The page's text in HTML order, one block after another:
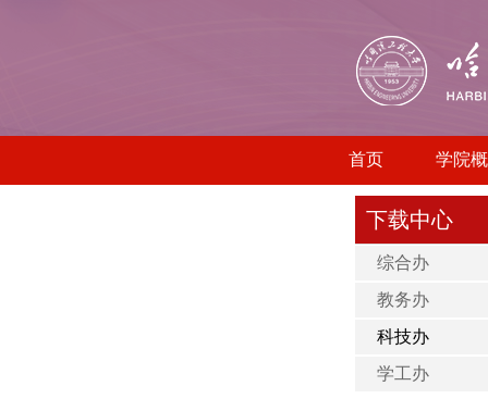
首页 学院
下载中心
综合办
教务办
科技办
学工办